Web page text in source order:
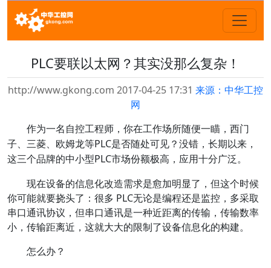
PLC要联以太网？其实没那么复杂！
http://www.gkong.com 2017-04-25 17:31 来源：中华工控
网
作为一名自控工程师，你在工作场所随便一瞄，西门
子、三菱、欧姆龙等PLC是否随处可见？没错，长期以来，
这三个品牌的中小型PLC市场份额极高，应用十分广泛。
现在设备的信息化改造需求是愈加明显了，但这个时候
你可能就要挠头了：很多 PLC无论是编程还是监控，多采取
串口通讯协议，但串口通讯是一种近距离的传输，传输数率
小，传输距离近，这就大大的限制了设备信息化的构建。
怎么办？